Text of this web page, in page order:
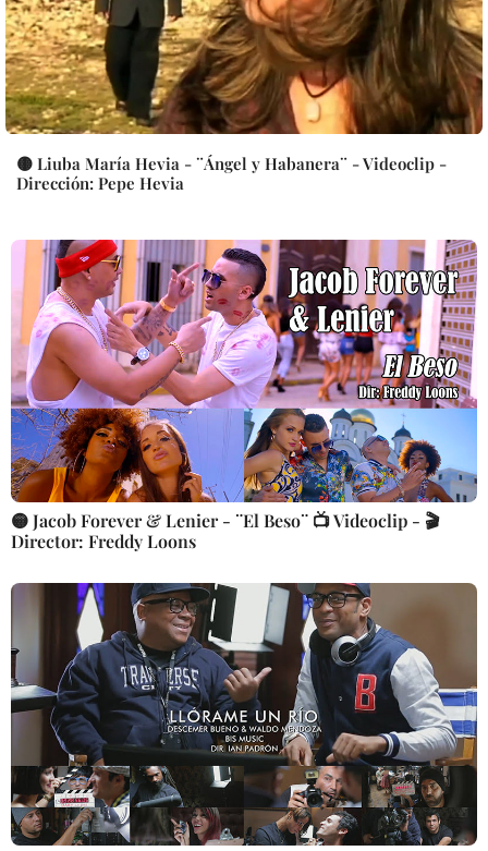
🟡 Liuba María Hevia - ¨Ángel y Habanera¨ - Videoclip -
Dirección: Pepe Hevia
🟡 Jacob Forever & Lenier - ¨El Beso¨ 📺 Videoclip - 🎬
Director: Freddy Loons